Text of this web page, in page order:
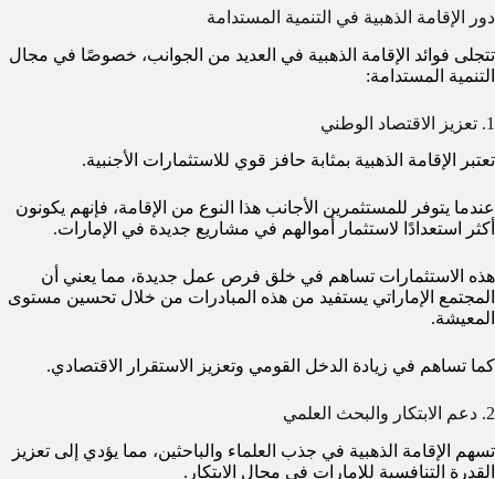
دور الإقامة الذهبية في التنمية المستدامة
تتجلى فوائد الإقامة الذهبية في العديد من الجوانب، خصوصًا في مجال
التنمية المستدامة:
1. تعزيز الاقتصاد الوطني
تعتبر الإقامة الذهبية بمثابة حافز قوي للاستثمارات الأجنبية.
عندما يتوفر للمستثمرين الأجانب هذا النوع من الإقامة، فإنهم يكونون
أكثر استعدادًا لاستثمار أموالهم في مشاريع جديدة في الإمارات.
هذه الاستثمارات تساهم في خلق فرص عمل جديدة، مما يعني أن
المجتمع الإماراتي يستفيد من هذه المبادرات من خلال تحسين مستوى
المعيشة.
كما تساهم في زيادة الدخل القومي وتعزيز الاستقرار الاقتصادي.
2. دعم الابتكار والبحث العلمي
تسهم الإقامة الذهبية في جذب العلماء والباحثين، مما يؤدي إلى تعزيز
القدرة التنافسية للإمارات في مجال الابتكار.